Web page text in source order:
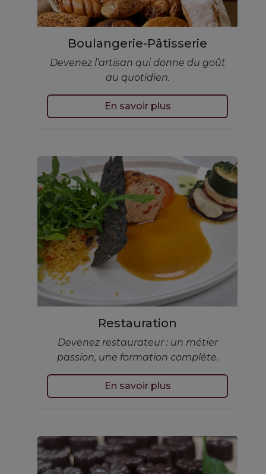
Boulangerie-Pâtisserie
Devenez l’artisan qui donne du goût
au quotidien.
En savoir plus
Restauration
Devenez restaurateur : un métier
passion, une formation complète.
En savoir plus